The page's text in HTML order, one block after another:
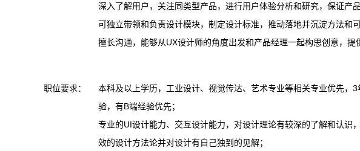
深入了解用户，关注同类型产品，进行用户体验分析和研究，保证产
可独立带领和负责设计模块，制定设计标准，推动落地并沉淀方法和
擅长沟通，能够从UX设计师的角度出发和产品经理一起构思创意，提
职位要求：
本科及以上学历，工业设计、视觉传达、艺术专业等相关专业优先，
验，有B端经验优先；
专业的UI设计能力、交互设计能力，对设计理论有较深的了解和认识
效的设计方法论并对设计有自己独到的见解；